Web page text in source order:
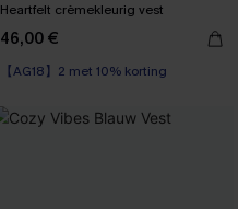
Heartfelt crèmekleurig vest
46,00 €
【AG18】2 met 10% korting